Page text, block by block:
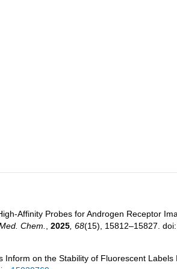
Affinity Probes for Androgen Receptor
Chem., 2025, 68(15), 15812–15827. doi:
on the Stability of Fluorescent Labels